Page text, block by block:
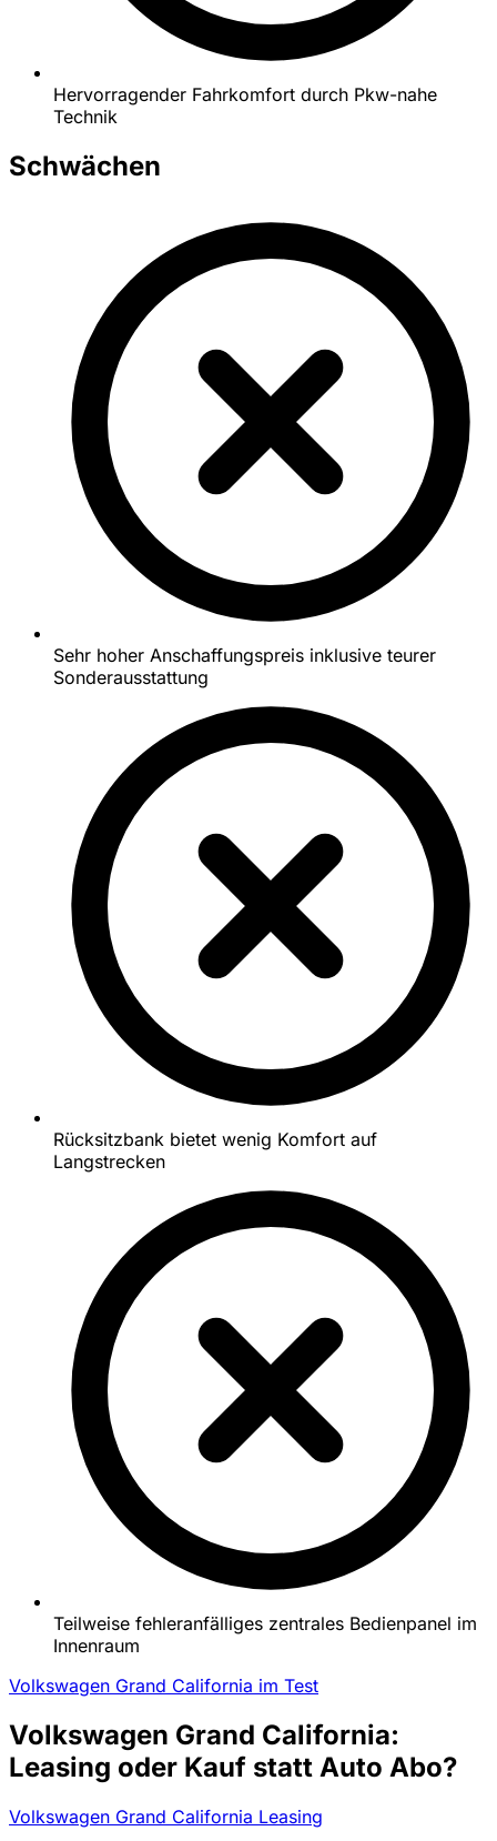
Hervorragender Fahrkomfort durch Pkw-nahe
Technik
Schwächen
Sehr hoher Anschaffungspreis inklusive teurer
Sonderausstattung
Rücksitzbank bietet wenig Komfort auf
Langstrecken
Teilweise fehleranfälliges zentrales Bedienpanel im
Innenraum
Volkswagen Grand California im Test
Volkswagen Grand California:
Leasing oder Kauf statt Auto Abo?
Volkswagen Grand California Leasing